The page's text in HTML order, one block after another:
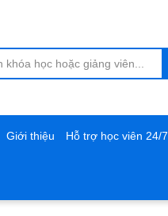
Giới thiệu Hỗ trợ học viên 24/7